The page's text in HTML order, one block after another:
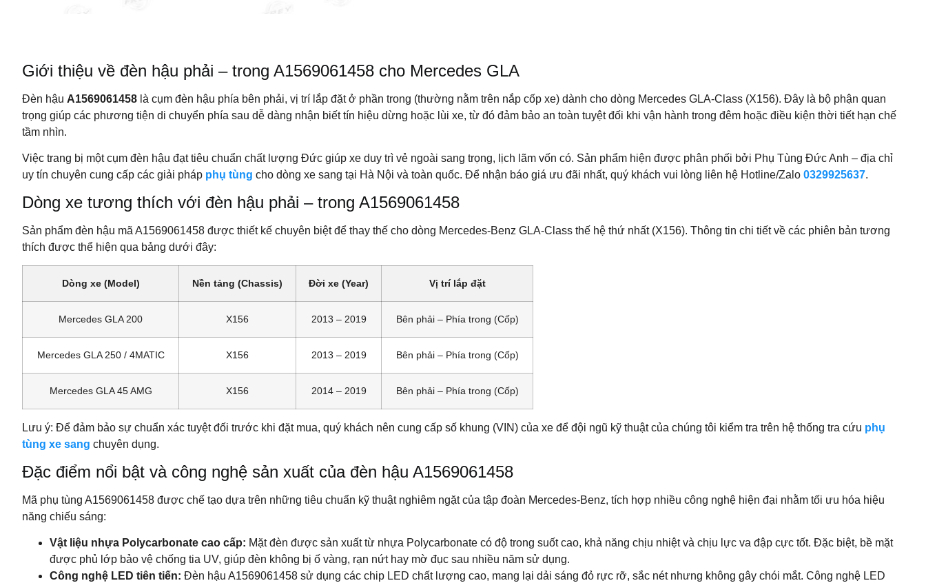
Giới thiệu về đèn hậu phải – trong A1569061458 cho Mercedes GLA
Đèn hậu A1569061458 là cụm đèn hậu phía bên phải, vị trí lắp đặt ở phần trong (thường nằm trên nắp cốp xe) dành cho dòng Mercedes GLA-Class (X156). Đây là bộ phận quan
trọng giúp các phương tiện di chuyển phía sau dễ dàng nhận biết tín hiệu dừng hoặc lùi xe, từ đó đảm bảo an toàn tuyệt đối khi vận hành trong đêm hoặc điều kiện thời tiết hạn chế
tầm nhìn.
Việc trang bị một cụm đèn hậu đạt tiêu chuẩn chất lượng Đức giúp xe duy trì vẻ ngoài sang trọng, lịch lãm vốn có. Sản phẩm hiện được phân phối bởi Phụ Tùng Đức Anh – địa chỉ
uy tín chuyên cung cấp các giải pháp phụ tùng cho dòng xe sang tại Hà Nội và toàn quốc. Để nhận báo giá ưu đãi nhất, quý khách vui lòng liên hệ Hotline/Zalo 0329925637.
Dòng xe tương thích với đèn hậu phải – trong A1569061458
Sản phẩm đèn hậu mã A1569061458 được thiết kế chuyên biệt để thay thế cho dòng Mercedes-Benz GLA-Class thế hệ thứ nhất (X156). Thông tin chi tiết về các phiên bản tương
thích được thể hiện qua bảng dưới đây:
Dòng xe (Model) Nền tảng (Chassis) Đời xe (Year) Vị trí lắp đặt
Mercedes GLA 200 X156 2013 – 2019 Bên phải – Phía trong (Cốp)
Mercedes GLA 250 / 4MATIC X156 2013 – 2019 Bên phải – Phía trong (Cốp)
Mercedes GLA 45 AMG X156 2014 – 2019 Bên phải – Phía trong (Cốp)
Lưu ý: Để đảm bảo sự chuẩn xác tuyệt đối trước khi đặt mua, quý khách nên cung cấp số khung (VIN) của xe để đội ngũ kỹ thuật của chúng tôi kiểm tra trên hệ thống tra cứu phụ
tùng xe sang chuyên dụng.
Đặc điểm nổi bật và công nghệ sản xuất của đèn hậu A1569061458
Mã phụ tùng A1569061458 được chế tạo dựa trên những tiêu chuẩn kỹ thuật nghiêm ngặt của tập đoàn Mercedes-Benz, tích hợp nhiều công nghệ hiện đại nhằm tối ưu hóa hiệu
năng chiếu sáng:
Vật liệu nhựa Polycarbonate cao cấp: Mặt đèn được sản xuất từ nhựa Polycarbonate có độ trong suốt cao, khả năng chịu nhiệt và chịu lực va đập cực tốt. Đặc biệt, bề mặt
được phủ lớp bảo vệ chống tia UV, giúp đèn không bị ố vàng, rạn nứt hay mờ đục sau nhiều năm sử dụng.
Công nghệ LED tiên tiến: Đèn hậu A1569061458 sử dụng các chip LED chất lượng cao, mang lại dải sáng đỏ rực rỡ, sắc nét nhưng không gây chói mắt. Công nghệ LED